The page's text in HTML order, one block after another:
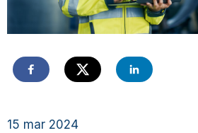
15 mar 2024